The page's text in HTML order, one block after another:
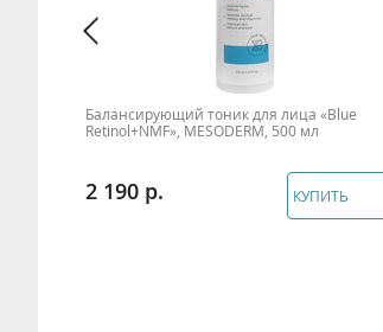
Балансирующий тоник для лица «Blue
Retinol+NMF», MESODERM, 500 мл
2 190 КУПИТЬ